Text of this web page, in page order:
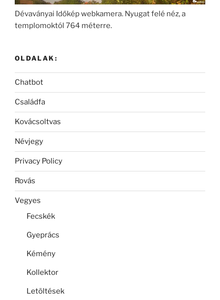
Dévaványai Időkép webkamera. Nyugat felé néz, a
templomoktól 764 méterre.
OLDALAK:
Chatbot
Családfa
Kovácsoltvas
Névjegy
Privacy Policy
Rovás
Vegyes
Fecskék
Gyeprács
Kémény
Kollektor
Letöltések